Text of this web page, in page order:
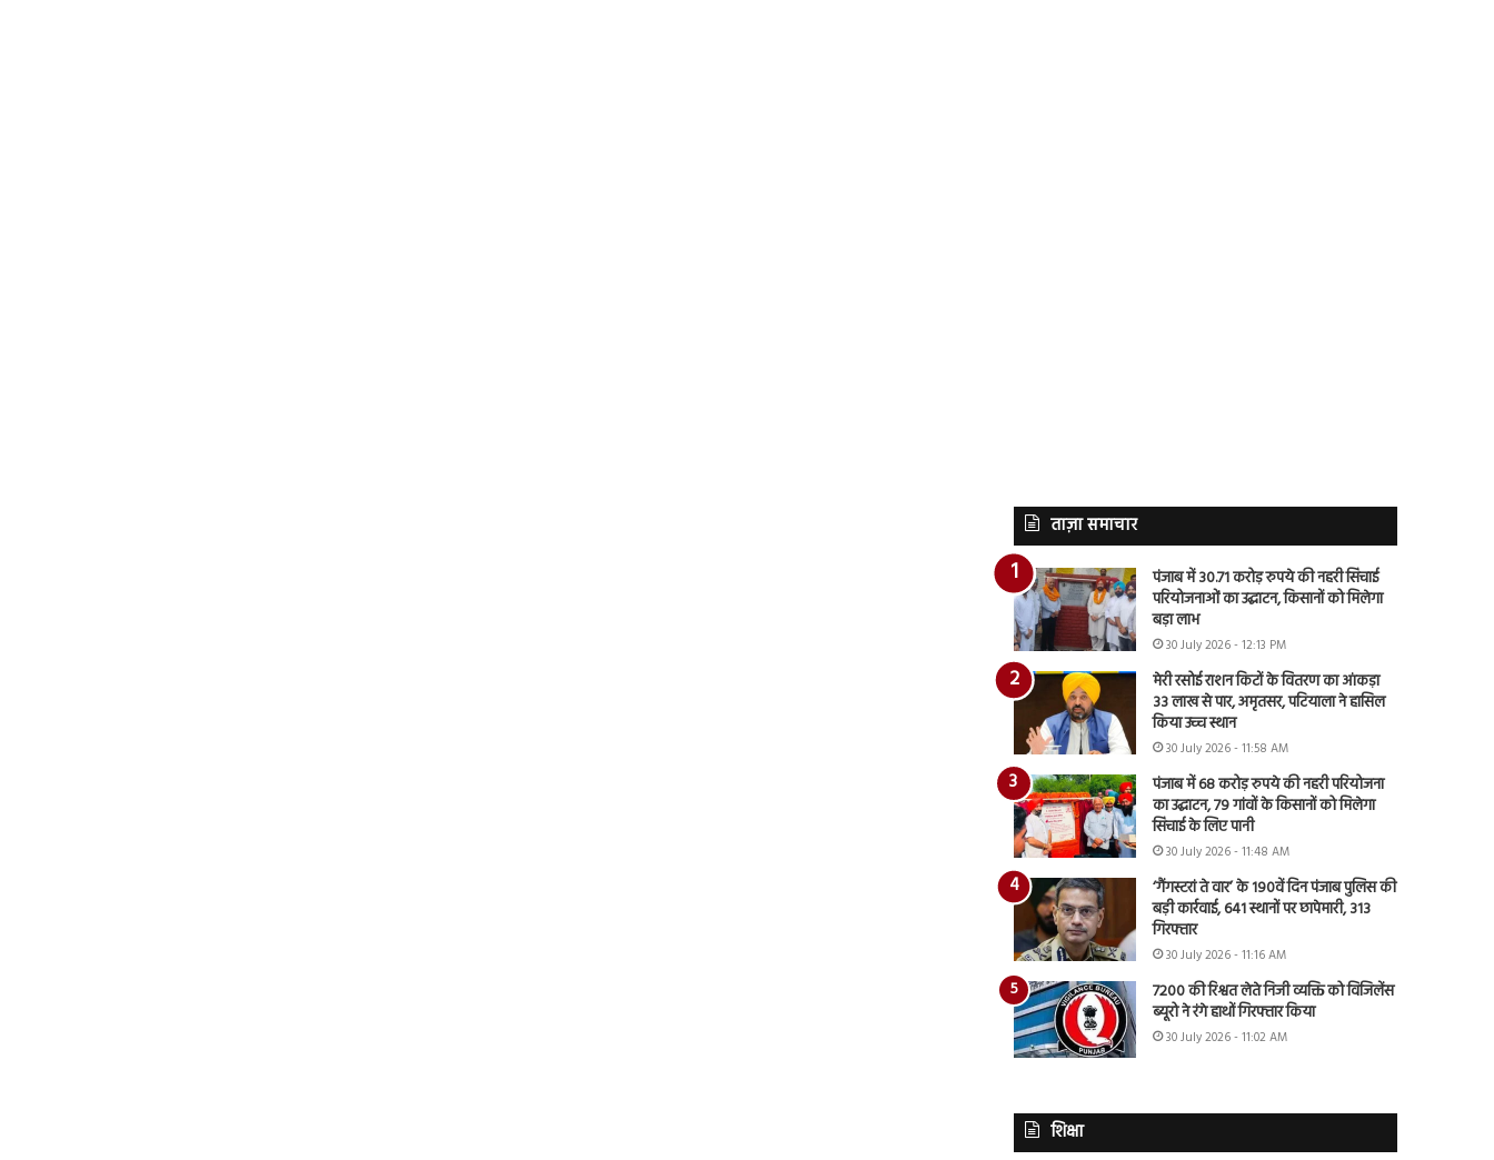
ताज़ा समाचार
पंजाब में 30.71 करोड़ रुपये की नहरी सिंचाई
परियोजनाओं का उद्घाटन, किसानों को मिलेगा
बड़ा लाभ
30 July 2026 - 12:13 PM
मेरी रसोई राशन किटों के वितरण का आंकड़ा
33 लाख से पार, अमृतसर, पटियाला ने हासिल
किया उच्च स्थान
30 July 2026 - 11:58 AM
पंजाब में 68 करोड़ रुपये की नहरी परियोजना
का उद्घाटन, 79 गांवों के किसानों को मिलेगा
सिंचाई के लिए पानी
30 July 2026 - 11:48 AM
‘गैंगस्टरां ते वार’ के 190वें दिन पंजाब पुलिस की
बड़ी कार्रवाई, 641 स्थानों पर छापेमारी, 313
गिरफ्तार
30 July 2026 - 11:16 AM
7200 की रिश्वत लेते निजी व्यक्ति को विजिलेंस
ब्यूरो ने रंगे हाथों गिरफ्तार किया
30 July 2026 - 11:02 AM
शिक्षा